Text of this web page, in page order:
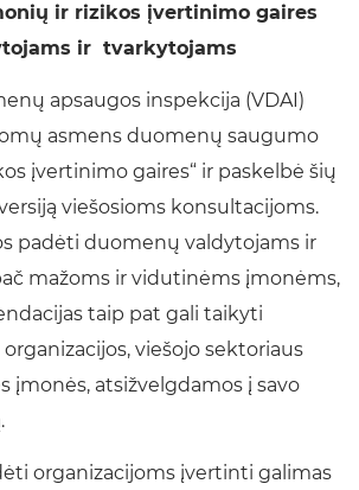
ir rizikos įvertinimo gaires
ir tvarkytojams
apsaugos inspekcija (VDAI)
asmens duomenų saugumo
įvertinimo gaires“ ir paskelbė šių
viešosioms konsultacijoms.
padėti duomenų valdytojams ir
mažoms ir vidutinėms įmonėms,
taip pat gali taikyti
viešojo sektoriaus
įmonės, atsižvelgdamos į savo
organizacijoms įvertinti galimas